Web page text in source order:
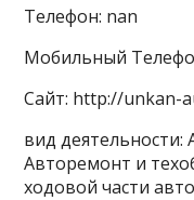
Телефон: nan
Мобильный
Сайт: http://unkan-
вид деятельности:
Авторемонт и
ходовой части